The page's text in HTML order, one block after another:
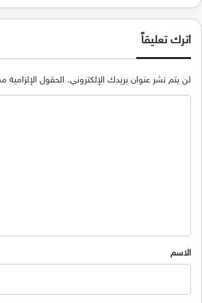
اترك تعليقاً
لن يتم نشر عنوان بريدك الإلكتروني. الحقول الإلزامية
*
الاسم